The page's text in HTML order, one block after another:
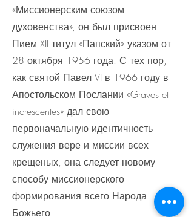
«Миссионерским союзом
духовенства», он был присвоен
Пием XII титул «Папский» указом от
28 октября 1956 года. С тех пор,
как святой Павел VI в 1966 году в
Апостольском Послании «Graves et
increscentes» дал свою
первоначальную идентичность
служения вере и миссии всех
крещеных, она следует новому
способу миссионерского
формирования всего Народа
Божьего.